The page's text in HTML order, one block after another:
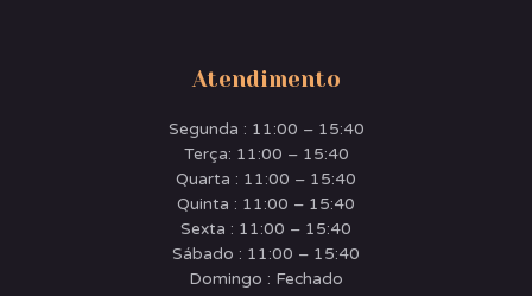
Atendimento
Segunda : 11:00 – 15:40
Terça: 11:00 – 15:40
Quarta : 11:00 – 15:40
Quinta : 11:00 – 15:40
Sexta : 11:00 – 15:40
Sábado : 11:00 – 15:40
Domingo : Fechado